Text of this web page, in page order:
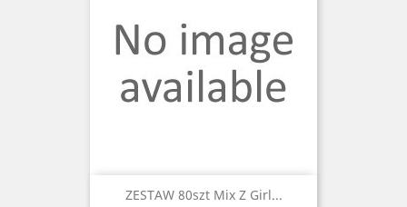
ZESTAW 80szt Mix Z Girl...